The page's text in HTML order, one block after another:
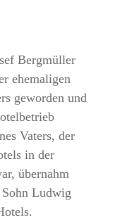
Bergmüller
ehemaligen
geworden und
Vaters, der
in der
übernahm
Sohn Ludwig